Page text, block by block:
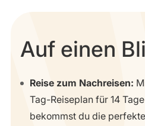
Auf einen
Reise zum Nachreisen:
Tag-Reiseplan für 14
bekommst du die